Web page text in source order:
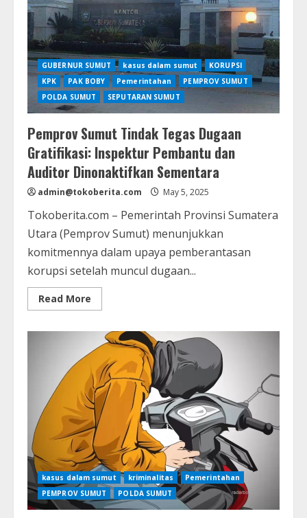
Usai
Bertemu
CEO
Danantara
GUBERNUR SUMUT kasus dalam sumut
KORUPSI
KPK
PAK BOBY Pemerintahan
PEMPROV SUMUT
POLDA SUMUT
SEPUTARAN SUMUT
Pemprov Sumut Tindak Tegas Dugaan
Gratifikasi: Inspektur Pembantu dan
Auditor Dinonaktifkan Sementara
admin@tokoberita.com May 5, 2025
Tokoberita.com – Pemerintah Provinsi Sumatera
Utara (Pemprov Sumut) menunjukkan
komitmennya dalam upaya pemberantasan
korupsi setelah muncul dugaan...
Read More
more
Sumut
Tindak
Tegas
Dugaan
Gratifikasi:
Inspektur
Pembantu
dan
Auditor
Dinonaktifkan
Sementara
kasus dalam sumut kriminalitas
Pemerintahan
PEMPROV SUMUT
POLDA SUMUT